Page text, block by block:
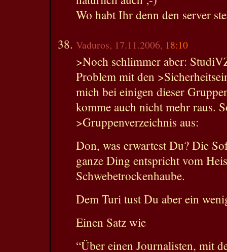
Wo habt Ihr denn den server
Vaduros, 17.11.2006, 18:10
>Noch schlimmer aber:
Problem mit den
mich bei einigen dieser
komme auch nicht mehr raus.
>Gruppenverzeichnis aus:
Don, was erwartest Du? Die
ganze Ding entspricht vom
Schwebetrockenhaube.
Dem Turi tust Du aber ein
Einen Satz wie
“Über einen Journalisten, mit